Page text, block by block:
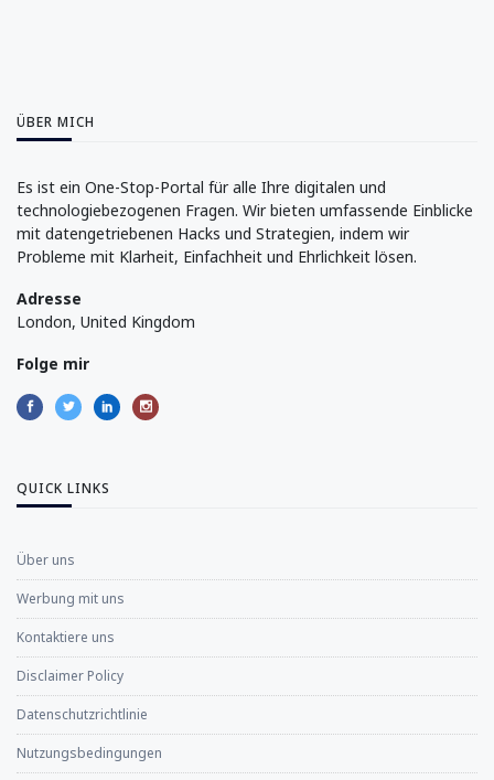
ÜBER MICH
Es ist ein One-Stop-Portal für alle Ihre digitalen und
technologiebezogenen Fragen. Wir bieten umfassende Einblicke
mit datengetriebenen Hacks und Strategien, indem wir
Probleme mit Klarheit, Einfachheit und Ehrlichkeit lösen.
Adresse
London, United Kingdom
Folge mir
QUICK LINKS
Über uns
Werbung mit uns
Kontaktiere uns
Disclaimer Policy
Datenschutzrichtlinie
Nutzungsbedingungen